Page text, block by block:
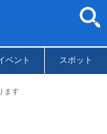
ベント スポット
ます